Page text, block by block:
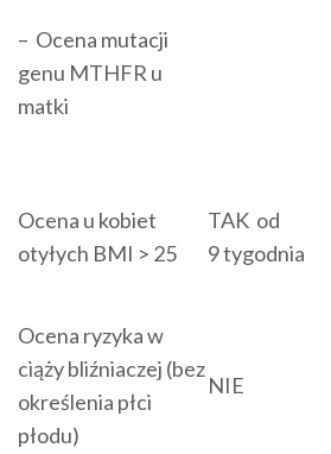
– Ocena mutacji
genu MTHFR u
matki
Ocena u kobiet
otyłych BMI > 25
TAK od
9 tygodnia
Ocena ryzyka w
ciąży bliźniaczej (bez
określenia płci
płodu)
NIE